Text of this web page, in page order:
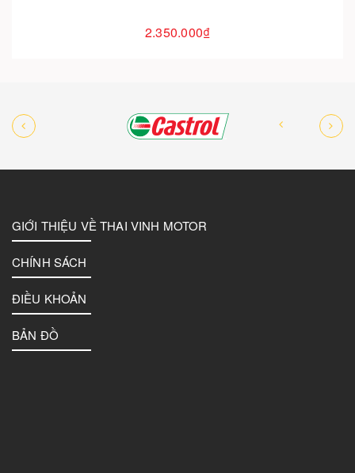
550.000₫
GIỚI THIỆU VỀ THAI VINH MOTOR
CHÍNH SÁCH
ĐIỀU KHOẢN
BẢN ĐỒ